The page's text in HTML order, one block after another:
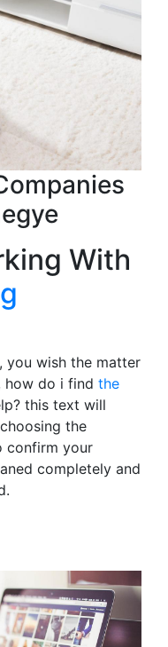
With
you wish the matter
how do i find the
this text will
the
confirm your
completely and